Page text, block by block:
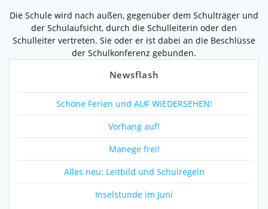
Die Schule wird nach außen, gegenüber dem Schulträger und
der Schulaufsicht, durch die Schulleiterin oder den
Schulleiter vertreten. Sie oder er ist dabei an die Beschlüsse
der Schulkonferenz gebunden.
Newsflash
Schöne Ferien und AUF WIEDERSEHEN!
Vorhang auf!
Manege frei!
Alles neu: Leitbild und Schulregeln
Inselstunde im Juni